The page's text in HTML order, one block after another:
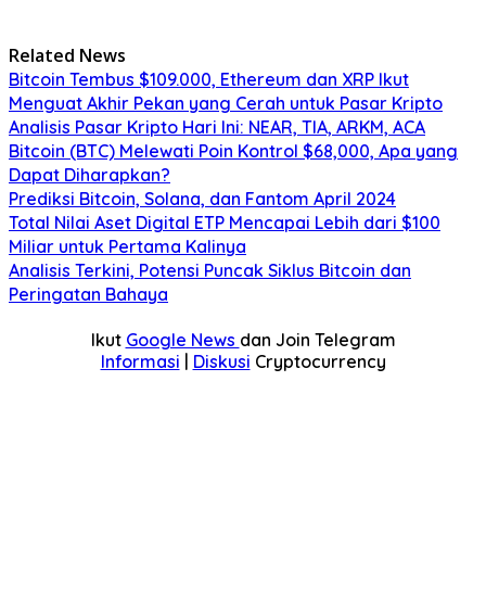
Related News
Bitcoin Tembus $109.000, Ethereum dan XRP Ikut
Menguat Akhir Pekan yang Cerah untuk Pasar Kripto
Analisis Pasar Kripto Hari Ini: NEAR, TIA, ARKM, ACA
Bitcoin (BTC) Melewati Poin Kontrol $68,000, Apa yang
Dapat Diharapkan?
Prediksi Bitcoin, Solana, dan Fantom April 2024
Total Nilai Aset Digital ETP Mencapai Lebih dari $100
Miliar untuk Pertama Kalinya
Analisis Terkini, Potensi Puncak Siklus Bitcoin dan
Peringatan Bahaya
Ikut Google News dan Join Telegram
Informasi | Diskusi Cryptocurrency